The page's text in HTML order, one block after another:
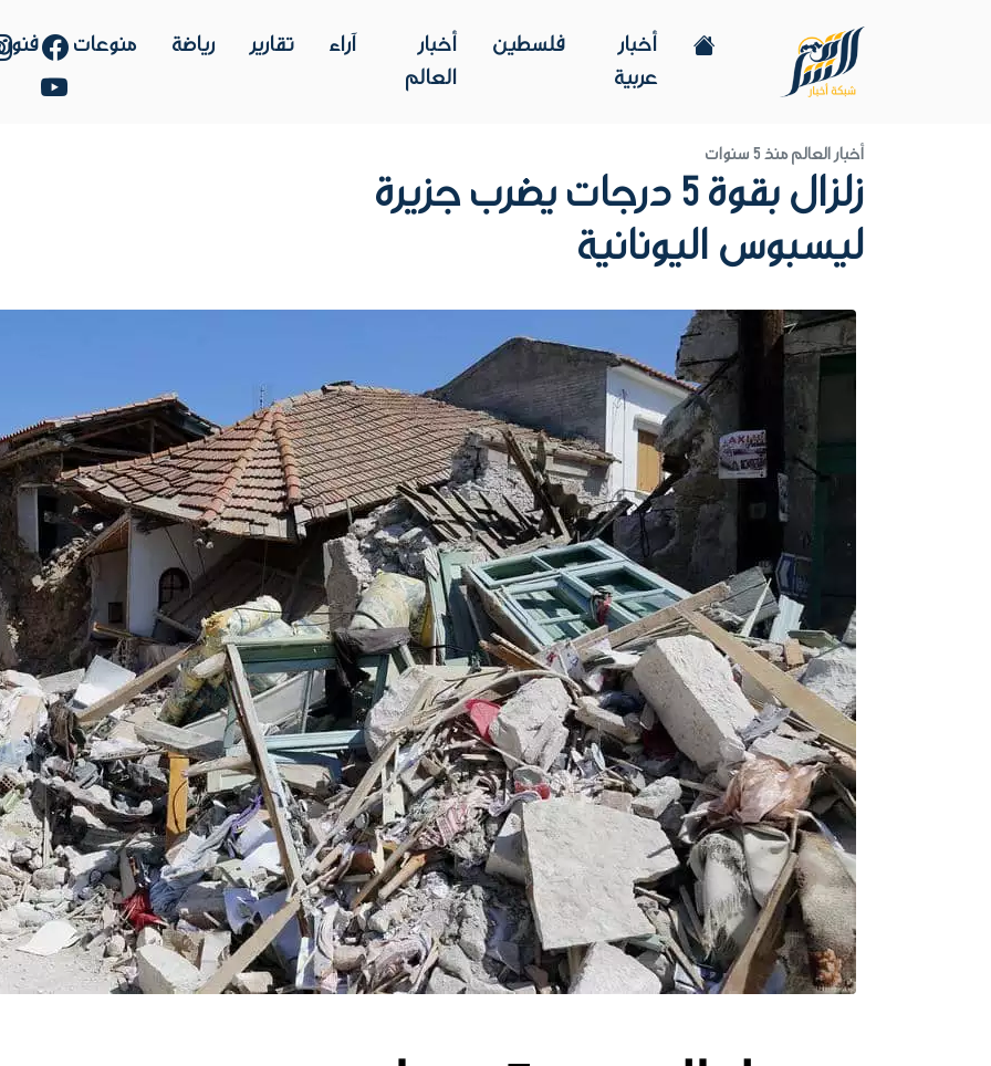
أخبار
عربية
فلسطين
أخبار
العالم
آراء تقارير رياضة منوعات
أخبار العالممنذ 5 سنوات
زلزال بقوة 5 درجات يضرب جزيرة
ليسبوس اليونانية